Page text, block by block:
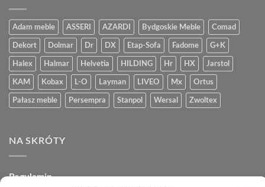
Adam meble ASSERI AZARDI Bydgoskie Meble Comad
Dekort Dolmar Dr DX Etap-Sofa Fadome G+K
Halex Halmar Helvetia HILDING Hr HX Jarstol
KAM Kobax L-O Layman LIVEO Mx Ortus
Pałasz meble Persempra Stanpol Wersal Zwoltex
NA SKRÓTY
Regulamin